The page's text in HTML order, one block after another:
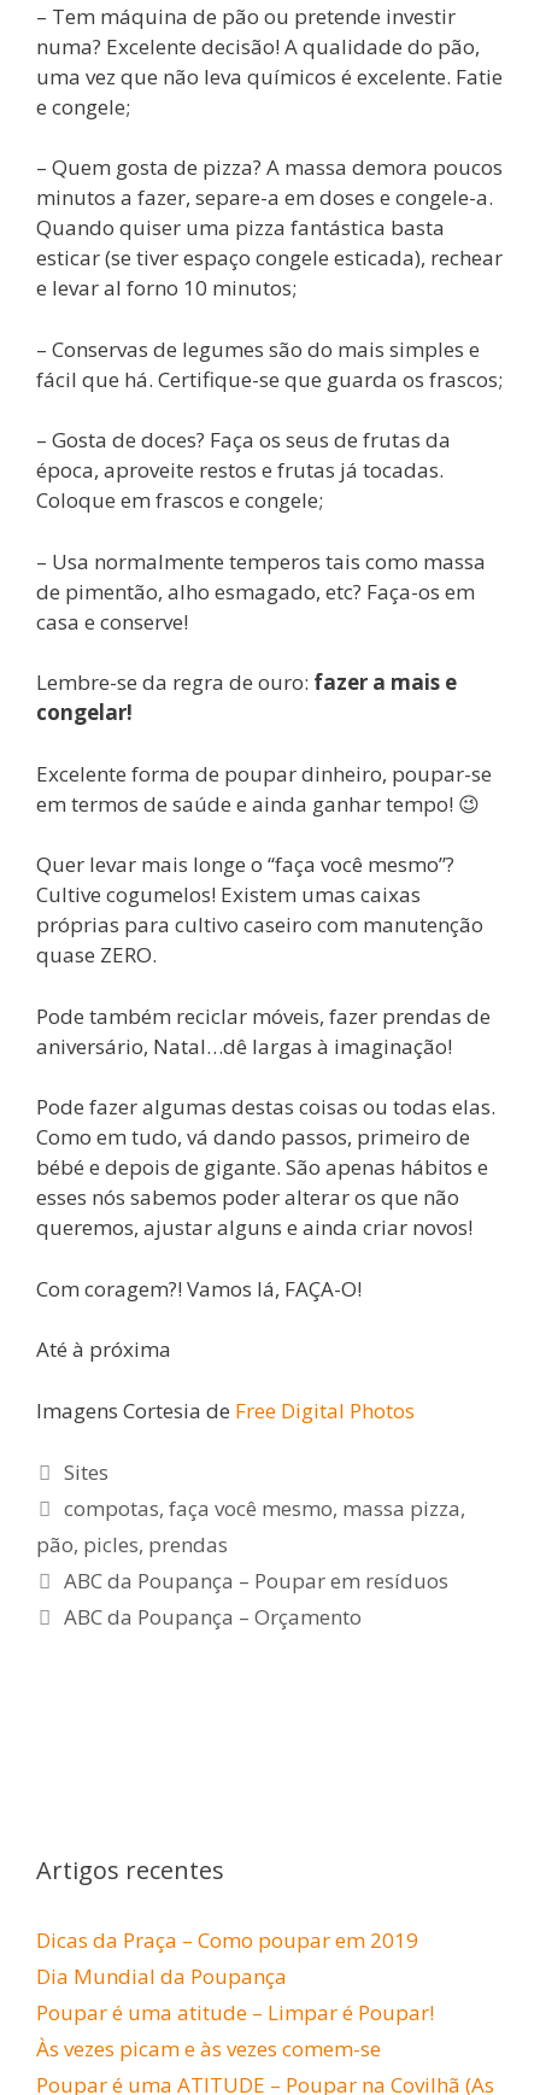
– Tem máquina de pão ou pretende investir
numa? Excelente decisão! A qualidade do pão,
uma vez que não leva químicos é excelente. Fatie
e congele;
– Quem gosta de pizza? A massa demora poucos
minutos a fazer, separe-a em doses e congele-a.
Quando quiser uma pizza fantástica basta
esticar (se tiver espaço congele esticada), rechear
e levar al forno 10 minutos;
– Conservas de legumes são do mais simples e
fácil que há. Certifique-se que guarda os frascos;
– Gosta de doces? Faça os seus de frutas da
época, aproveite restos e frutas já tocadas.
Coloque em frascos e congele;
– Usa normalmente temperos tais como massa
de pimentão, alho esmagado, etc? Faça-os em
casa e conserve!
Lembre-se da regra de ouro: fazer a mais e
congelar!
Excelente forma de poupar dinheiro, poupar-se
em termos de saúde e ainda ganhar tempo! 😉
Quer levar mais longe o “faça você mesmo”?
Cultive cogumelos! Existem umas caixas
próprias para cultivo caseiro com manutenção
quase ZERO.
Pode também reciclar móveis, fazer prendas de
aniversário, Natal…dê largas à imaginação!
Pode fazer algumas destas coisas ou todas elas.
Como em tudo, vá dando passos, primeiro de
bébé e depois de gigante. São apenas hábitos e
esses nós sabemos poder alterar os que não
queremos, ajustar alguns e ainda criar novos!
Com coragem?! Vamos lá, FAÇA-O!
Até à próxima
Imagens Cortesia de Free Digital Photos
Categorias
Sites
Etiquetas
compotas,faça você mesmo, massa pizza,
pão, picles, prendas
Navegação
de
ABC da Poupança – Poupar em resíduos
ABC da Poupança – Orçamento
Artigos recentes
Dicas da Praça – Como poupar em 2019
Dia Mundial da Poupança
Poupar é uma atitude – Limpar é Poupar!
Às vezes picam e às vezes comem-se
Poupar é uma ATITUDE – Poupar na Covilhã (As